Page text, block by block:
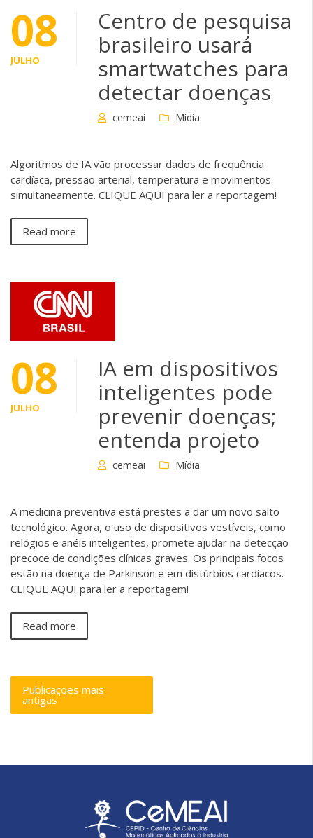
08
JULHO
Centro de pesquisa
brasileiro usará
smartwatches para
detectar doenças
cemeai Mídia
Algoritmos de IA vão processar dados de frequência
cardíaca, pressão arterial, temperatura e movimentos
simultaneamente. CLIQUE AQUI para ler a reportagem!
Read more
08
JULHO
IA em dispositivos
inteligentes pode
prevenir doenças;
entenda projeto
cemeai Mídia
A medicina preventiva está prestes a dar um novo salto
tecnológico. Agora, o uso de dispositivos vestíveis, como
relógios e anéis inteligentes, promete ajudar na detecção
precoce de condições clínicas graves. Os principais focos
estão na doença de Parkinson e em distúrbios cardíacos.
CLIQUE AQUI para ler a reportagem!
Read more
Publicações mais
antigas